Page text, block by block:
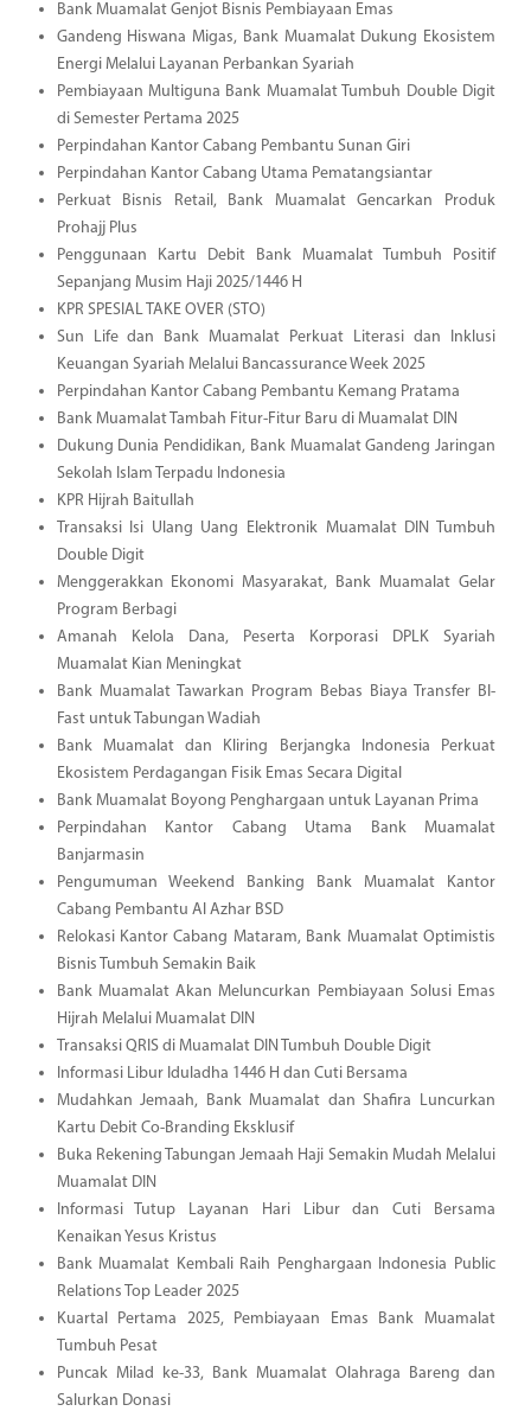
Bank Muamalat Genjot Bisnis Pembiayaan Emas
Gandeng Hiswana Migas, Bank Muamalat Dukung Ekosistem
Energi Melalui Layanan Perbankan Syariah
Pembiayaan Multiguna Bank Muamalat Tumbuh Double Digit
di Semester Pertama 2025
Perpindahan Kantor Cabang Pembantu Sunan Giri
Perpindahan Kantor Cabang Utama Pematangsiantar
Perkuat Bisnis Retail, Bank Muamalat Gencarkan Produk
Prohajj Plus
Penggunaan Kartu Debit Bank Muamalat Tumbuh Positif
Sepanjang Musim Haji 2025/1446 H
KPR SPESIAL TAKE OVER (STO)
Sun Life dan Bank Muamalat Perkuat Literasi dan Inklusi
Keuangan Syariah Melalui Bancassurance Week 2025
Perpindahan Kantor Cabang Pembantu Kemang Pratama
Bank Muamalat Tambah Fitur-Fitur Baru di Muamalat DIN
Dukung Dunia Pendidikan, Bank Muamalat Gandeng Jaringan
Sekolah Islam Terpadu Indonesia
KPR Hijrah Baitullah
Transaksi Isi Ulang Uang Elektronik Muamalat DIN Tumbuh
Double Digit
Menggerakkan Ekonomi Masyarakat, Bank Muamalat Gelar
Program Berbagi
Amanah Kelola Dana, Peserta Korporasi DPLK Syariah
Muamalat Kian Meningkat
Bank Muamalat Tawarkan Program Bebas Biaya Transfer BI-
Fast untuk Tabungan Wadiah
Bank Muamalat dan Kliring Berjangka Indonesia Perkuat
Ekosistem Perdagangan Fisik Emas Secara Digital
Bank Muamalat Boyong Penghargaan untuk Layanan Prima
Perpindahan Kantor Cabang Utama Bank Muamalat
Banjarmasin
Pengumuman Weekend Banking Bank Muamalat Kantor
Cabang Pembantu Al Azhar BSD
Relokasi Kantor Cabang Mataram, Bank Muamalat Optimistis
Bisnis Tumbuh Semakin Baik
Bank Muamalat Akan Meluncurkan Pembiayaan Solusi Emas
Hijrah Melalui Muamalat DIN
Transaksi QRIS di Muamalat DIN Tumbuh Double Digit
Informasi Libur Iduladha 1446 H dan Cuti Bersama
Mudahkan Jemaah, Bank Muamalat dan Shafira Luncurkan
Kartu Debit Co-Branding Eksklusif
Buka Rekening Tabungan Jemaah Haji Semakin Mudah Melalui
Muamalat DIN
Informasi Tutup Layanan Hari Libur dan Cuti Bersama
Kenaikan Yesus Kristus
Bank Muamalat Kembali Raih Penghargaan Indonesia Public
Relations Top Leader 2025
Kuartal Pertama 2025, Pembiayaan Emas Bank Muamalat
Tumbuh Pesat
Puncak Milad ke-33, Bank Muamalat Olahraga Bareng dan
Salurkan Donasi